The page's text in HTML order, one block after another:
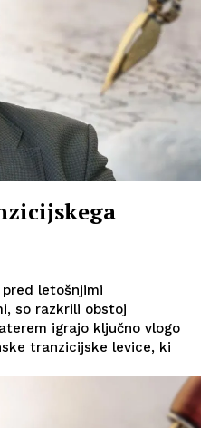
letošnjimi
so razkrili obstoj
igrajo ključno vlogo
tranzicijske levice, ki